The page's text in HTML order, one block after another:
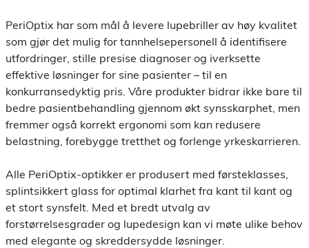
PeriOptix har som mål å levere lupebriller av høy kvalitet
som gjør det mulig for tannhelsepersonell å identifisere
utfordringer, stille presise diagnoser og iverksette
effektive løsninger for sine pasienter – til en
konkurransedyktig pris. Våre produkter bidrar ikke bare til
bedre pasientbehandling gjennom økt synsskarphet, men
fremmer også korrekt ergonomi som kan redusere
belastning, forebygge tretthet og forlenge yrkeskarrieren.
Alle PeriOptix-optikker er produsert med førsteklasses,
splintsikkert glass for optimal klarhet fra kant til kant og
et stort synsfelt. Med et bredt utvalg av
forstørrelsesgrader og lupedesign kan vi møte ulike behov
med elegante og skreddersydde løsninger.